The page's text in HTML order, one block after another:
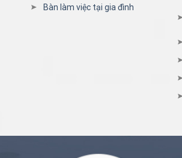
Bàn làm việc tại gia đình